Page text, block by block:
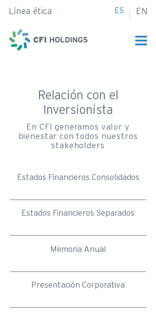
Línea ética ES EN
Relación con el
Inversionista
En CFI generamos valor y
bienestar con todos nuestros
stakeholders
Estados Financieros Consolidados
Estados Financieros Separados
Memoria Anual
Presentación Corporativa